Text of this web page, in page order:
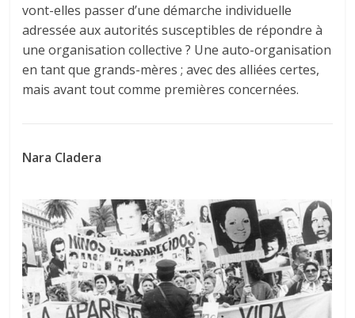
vont-elles passer d’une démarche individuelle
adressée aux autorités susceptibles de répondre à
une organisation collective ? Une auto-organisation
en tant que grands-mères ; avec des alliées certes,
mais avant tout comme premières concernées.
Nara Cladera